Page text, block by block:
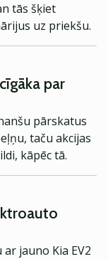
tās šķiet
uz priekšu.
par
pārskatus
taču akcijas
kāpēc tā.
jauno Kia EV2